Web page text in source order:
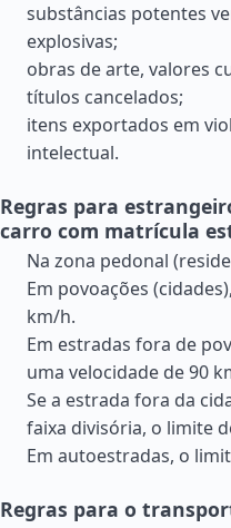
substâncias potentes
explosivas;
obras de arte, valores
títulos cancelados;
itens exportados em
intelectual.
Regras para
carro com matrícula
Na zona pedonal
Em povoações
km/h.
Em estradas fora de
uma velocidade de 90
Se a estrada fora da
faixa divisória, o limite
Em autoestradas, o
Regras para o